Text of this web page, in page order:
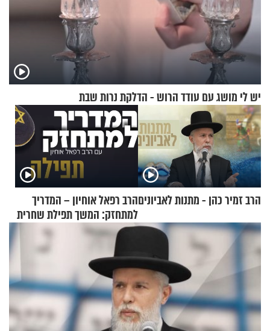
יש לי מושג עם עודד הרוש - הדלקת נרות שבת
הרב זמיר כהן - מתנות לאביוניםהרב רפאל אוחיון – המדריך
למתחזק: המשך תפילת שחרית
מאשרי ועד עלינו